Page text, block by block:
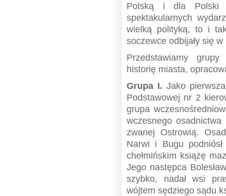
Polską i dla Polski
spektakularnych
wielką polityką, to i
soczewce odbijały się
Przedstawiamy
historię miasta,
Grupa I. Jako
Podstawowej nr 2
grupa
wczesnego
zwanej Ostrowią.
Narwi i Bugu
chełmińskim książę
Jego następca
szybko, nadał wsi
wójtem sędziego sądu